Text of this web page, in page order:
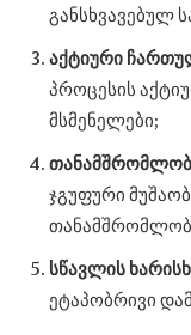
განსხვავებულ
აქტიური
პროცესის
მსმენელები;
ჯგუფური
სწავლის
ეტაპობრივი